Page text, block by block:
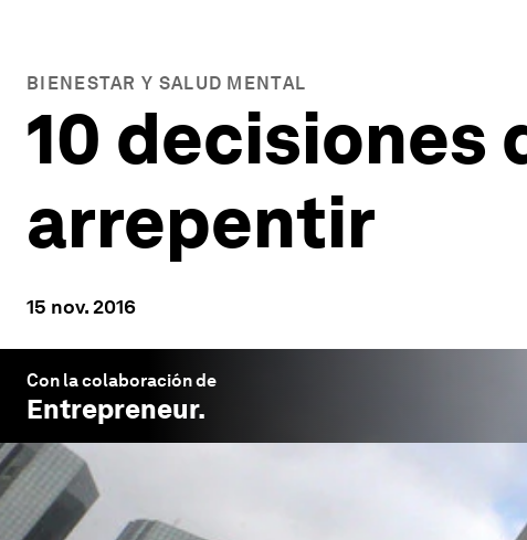
BIENESTAR Y SALUD MENTAL
10 decisiones
arrepentir
15 nov. 2016
Con la colaboración de
Entrepreneur.